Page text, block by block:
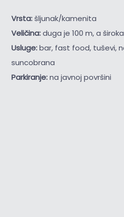
Vrsta:šljunak/kamenita
Veličina:duga je 100 m, a
Usluge:bar, fast food, tuševi,
suncobrana
Parkiranje:na javnoj površini